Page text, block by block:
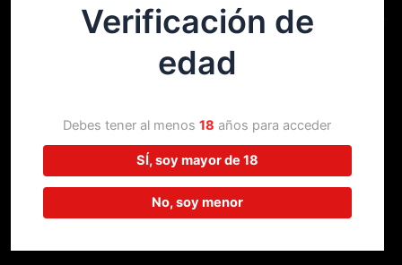
¡Disculpa este desastre! Estamos
trabajando en algo increíble,
¡vuelve pronto!
Verificación de
edad
Debes tener al menos18 años para acceder
SÍ, soy mayor de 18
No, soy menor